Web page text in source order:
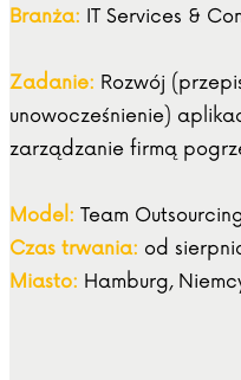
Branża: IT Services &
Zadanie: Rozwój
unowocześnienie)
zarządzanie firmą
Model: Team
Czas trwania: od
Miasto: Hamburg,